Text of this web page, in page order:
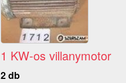
1 KW-os villanymotor
2 db